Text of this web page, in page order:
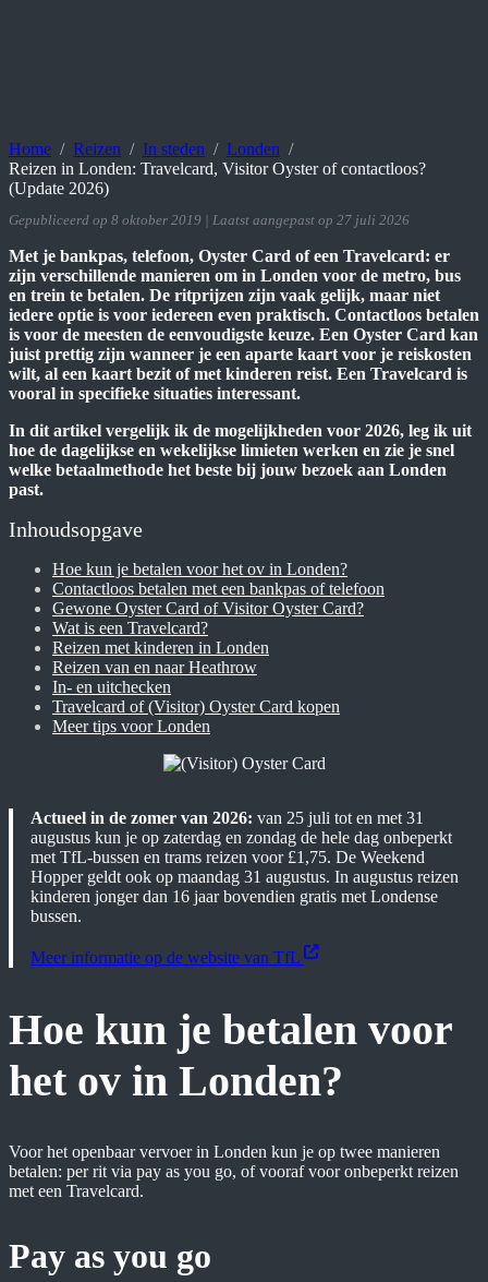
Home Reizen In steden
Londen
Reizen in Londen: Travelcard, Visitor Oyster of contactloos?
(Update 2026)
Gepubliceerd op 8 oktober 2019 | Laatst aangepast op 27 juli 2026
Met je bankpas, telefoon, Oyster Card of een Travelcard: er
zijn verschillende manieren om in Londen voor de metro, bus
en trein te betalen. De ritprijzen zijn vaak gelijk, maar niet
iedere optie is voor iedereen even praktisch. Contactloos betalen
is voor de meesten de eenvoudigste keuze. Een Oyster Card kan
juist prettig zijn wanneer je een aparte kaart voor je reiskosten
wilt, al een kaart bezit of met kinderen reist. Een Travelcard is
vooral in specifieke situaties interessant.
In dit artikel vergelijk ik de mogelijkheden voor 2026, leg ik uit
hoe de dagelijkse en wekelijkse limieten werken en zie je snel
welke betaalmethode het beste bij jouw bezoek aan Londen
past.
Inhoudsopgave
Hoe kun je betalen voor het ov in Londen?
Contactloos betalen met een bankpas of telefoon
Gewone Oyster Card of Visitor Oyster Card?
Wat is een Travelcard?
Reizen met kinderen in Londen
Reizen van en naar Heathrow
In- en uitchecken
Travelcard of (Visitor) Oyster Card kopen
Meer tips voor Londen
Actueel in de zomer van 2026: van 25 juli tot en met 31
augustus kun je op zaterdag en zondag de hele dag onbeperkt
met TfL-bussen en trams reizen voor £1,75. De Weekend
Hopper geldt ook op maandag 31 augustus. In augustus reizen
kinderen jonger dan 16 jaar bovendien gratis met Londense
bussen.
Meer informatie op de website van TfL
Hoe kun je betalen voor
het ov in Londen?
Voor het openbaar vervoer in Londen kun je op twee manieren
betalen: per rit via pay as you go, of vooraf voor onbeperkt reizen
met een Travelcard.
Pay as you go